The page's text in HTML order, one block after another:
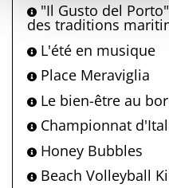
"Il Gusto del
des traditions
L'été en musique
Place Meraviglia
Le bien-être au
Championnat
Honey Bubbles
Beach Volleyball